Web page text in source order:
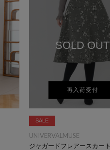
SOLD OUT
再入荷受付
SALE
UNIVERVALMUSE
ジャガードフレアースカート